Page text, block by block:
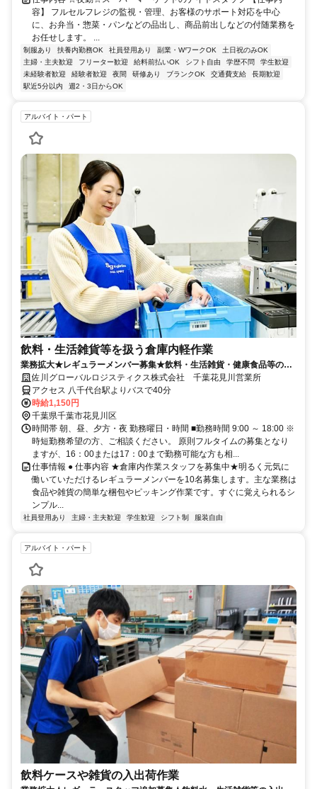
容】 フルセルフレジの監視・管理、お客様のサポート対応を中心
に、お弁当・惣菜・パンなどの品出し、商品前出しなどの付随業務を
お任せします。 ...
制服あり 扶養内勤務OK 社員登用あり 副業・WワークOK
土日祝のみOK
主婦・主夫歓迎
フリーター歓迎 給料前払いOK シフト自由 学歴不問
学生歓迎
未経験者歓迎
経験者歓迎 夜間 研修あり ブランクOK 交通費支給
長期歓迎
駅近5分以内
週2・3日からOK
アルバイト・パート
飲料・生活雑貨等を扱う倉庫内軽作業
業務拡大★レギュラーメンバー募集★飲料・生活雑貨・健康食品等の入
出荷のお仕事★週2日～OK◎
佐川グローバルロジスティクス株式会社 千葉花見川営業所
アクセス 八千代台駅よりバスで40分
時給1,150円
千葉県千葉市花見川区
時間帯 朝、昼、夕方・夜 勤務曜日・時間 ■勤務時間 9:00 ～ 18:00 ※
時短勤務希望の方、ご相談ください。 原則フルタイムの募集となり
ますが、16：00または17：00まで勤務可能な方も相...
仕事情報 ● 仕事内容 ★倉庫内作業スタッフを募集中★明るく元気に
働いていただけるレギュラーメンバーを10名募集します。主な業務は
食品や雑貨の簡単な梱包やピッキング作業です。すぐに覚えられるシ
ンプル...
社員登用あり 主婦・主夫歓迎 学生歓迎 シフト制 服装自由
アルバイト・パート
飲料ケースや雑貨の入出荷作業